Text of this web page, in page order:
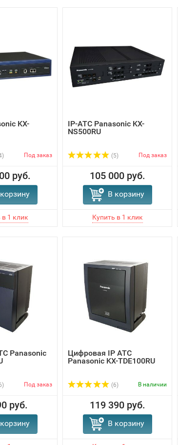
KX-
Под заказ
руб.
IP-АТС Panasonic KX-
NS500RU
(5) Под заказ
105 000 руб.
В корзину
Panasonic
Под заказ
руб.
Цифровая IP АТС
Panasonic KX-TDE100RU
(6) В наличии
119 390 руб.
В корзину